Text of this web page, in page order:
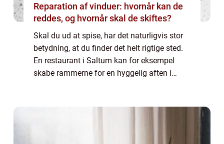
Reparation af vinduer: hvornår kan de
reddes, og hvornår skal de skiftes?
Skal du ud at spise, har det naturligvis stor
betydning, at du finder det helt rigtige sted.
En restaurant i Saltum kan for eksempel
skabe rammerne for en hyggelig aften i